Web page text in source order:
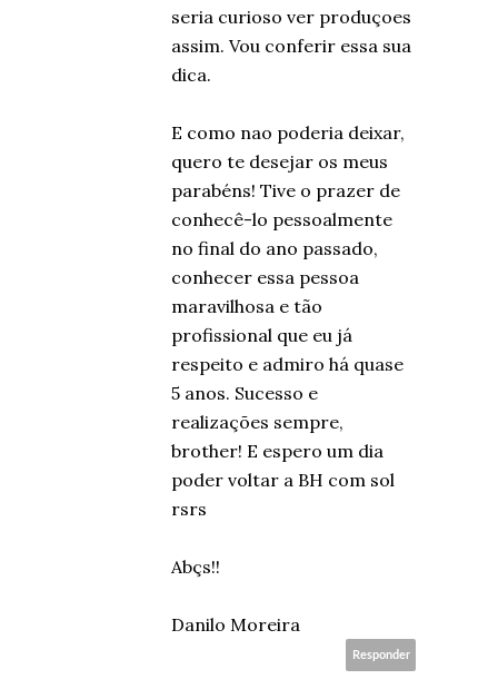
seria curioso ver produçoes
assim. Vou conferir essa sua
dica.
E como nao poderia deixar,
quero te desejar os meus
parabéns! Tive o prazer de
conhecê-lo pessoalmente
no final do ano passado,
conhecer essa pessoa
maravilhosa e tão
profissional que eu já
respeito e admiro há quase
5 anos. Sucesso e
realizações sempre,
brother! E espero um dia
poder voltar a BH com sol
rsrs
Abçs!!
Danilo Moreira
Responder